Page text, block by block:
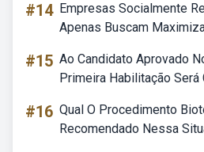
#14 Empresas Socialmente
Apenas Buscam
#15 Ao Candidato Aprovado
Primeira Habilitação Será
#16 Qual O Procedimento
Recomendado Nessa